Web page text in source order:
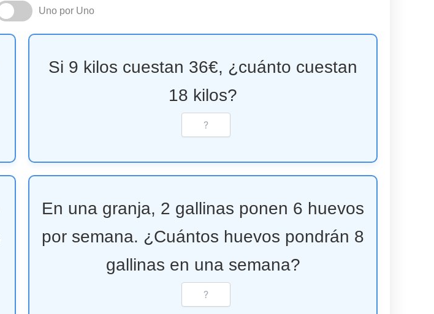
Uno por Uno
Si 9 kilos cuestan 36€, ¿cuánto cuestan
18 kilos?
En una granja, 2 gallinas ponen 6 huevos
por semana. ¿Cuántos huevos pondrán 8
gallinas en una semana?